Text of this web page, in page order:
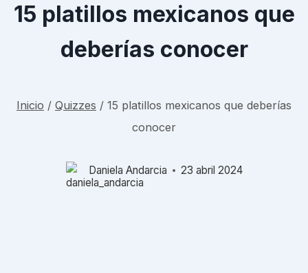
15 platillos mexicanos que
deberías conocer
Inicio / Quizzes / 15 platillos mexicanos que deberías
conocer
Daniela Andarcia 23 abril 2024